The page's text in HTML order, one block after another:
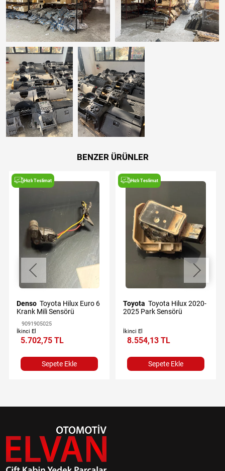
BENZER ÜRÜNLER
Hızlı Teslimat
Denso Toyota Hilux Euro 6
Krank Mili Sensörü
9091905025
İkinci El
5.702,75 TL
Sepete Ekle
Hızlı Teslimat
Toyota
2025 Park Sensörü
İkinci El
8.554,13 TL
Sepete Ekle